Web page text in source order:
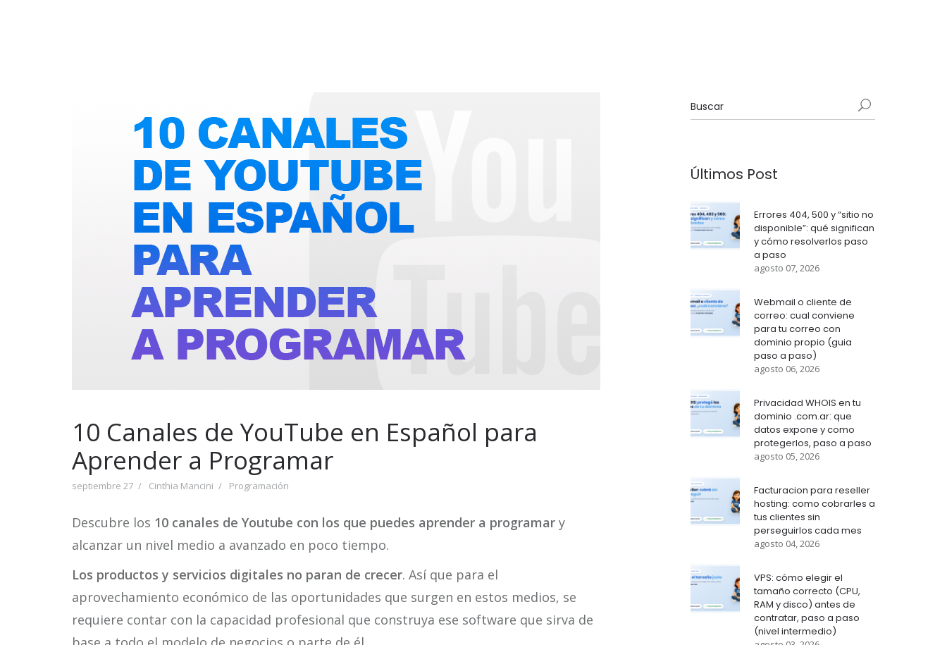
10 Canales de YouTube en Español para
Aprender a Programar
septiembre 27 Cinthia Mancini Programación
Descubre los 10 canales de Youtube con los que puedes aprender a programar y
alcanzar un nivel medio a avanzado en poco tiempo.
Los productos y servicios digitales no paran de crecer. Así que para el
aprovechamiento económico de las oportunidades que surgen en estos medios, se
requiere contar con la capacidad profesional que construya ese software que sirva de
Últimos Post
Errores 404, 500 y “sitio no
disponible”: qué significan
y cómo resolverlos paso
a paso
agosto 07, 2026
Webmail o cliente de
correo: cual conviene
para tu correo con
dominio propio (guia
paso a paso)
agosto 06, 2026
Privacidad WHOIS en tu
dominio .com.ar: que
datos expone y como
protegerlos, paso a paso
agosto 05, 2026
Facturacion para reseller
hosting: como cobrarles a
tus clientes sin
perseguirlos cada mes
agosto 04, 2026
VPS: cómo elegir el
tamaño correcto (CPU,
RAM y disco) antes de
contratar, paso a paso
(nivel intermedio)